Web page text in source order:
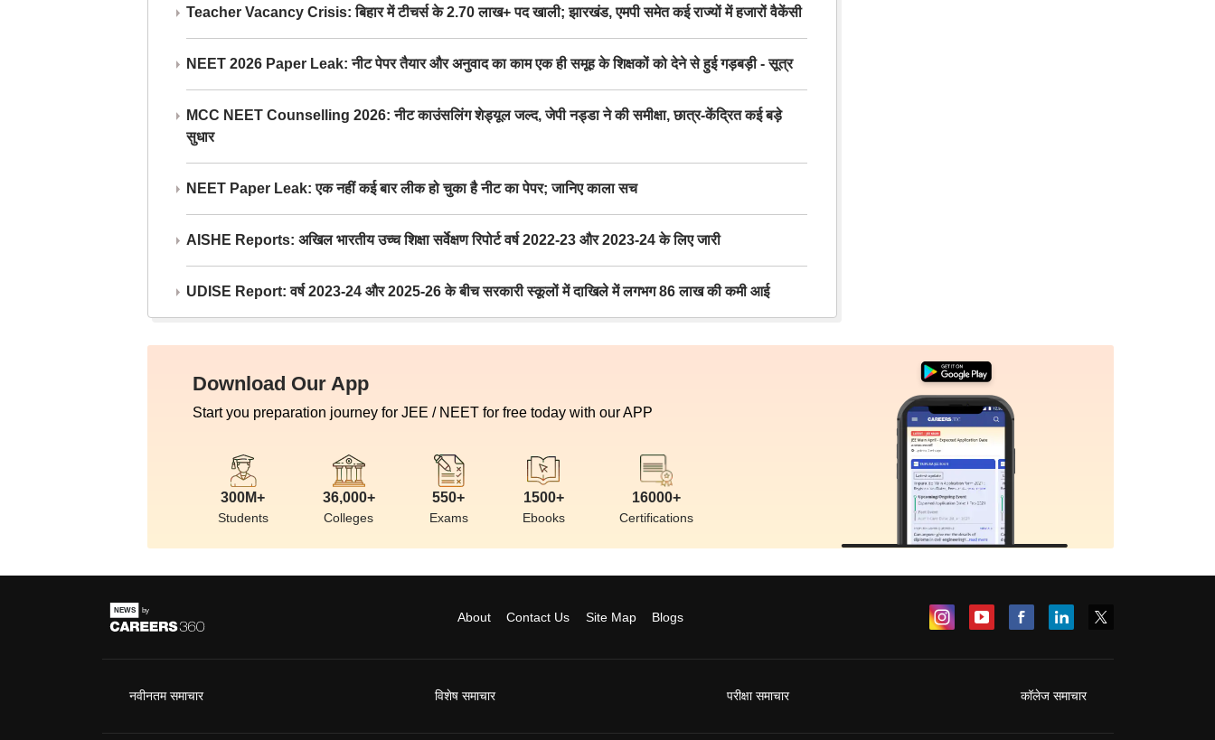
Teacher Vacancy Crisis: बिहार में टीचर्स के 2.70 लाख+ पद खाली; झारखंड, एमपी समेत कई राज्यों में हजारों वैकेंसी
NEET 2026 Paper Leak: नीट पेपर तैयार और अनुवाद का काम एक ही समूह के शिक्षकों को देने से हुई गड़बड़ी - सूत्र
MCC NEET Counselling 2026: नीट काउंसलिंग शेड्यूल जल्द, जेपी नड्डा ने की समीक्षा, छात्र-केंद्रित कई बड़े
सुधार
NEET Paper Leak: एक नहीं कई बार लीक हो चुका है नीट का पेपर; जानिए काला सच
AISHE Reports: अखिल भारतीय उच्च शिक्षा सर्वेक्षण रिपोर्ट वर्ष 2022-23 और 2023-24 के लिए जारी
UDISE Report: वर्ष 2023-24 और 2025-26 के बीच सरकारी स्कूलों में दाखिले में लगभग 86 लाख की कमी आई
Download Our App
Start you preparation journey for JEE / NEET for free today with our APP
300M+
Students
36,000+
Colleges
550+
Exams
1500+
Ebooks
16000+
Certifications
About Contact Us Site Map Blogs
नवीनतम समाचार विशेष समाचार परीक्षा समाचार कॉलेज समाचार